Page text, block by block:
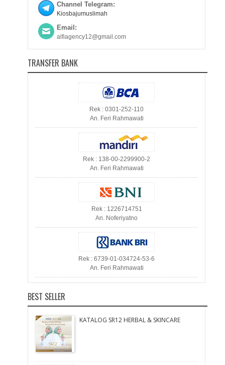
Channel Telegram:
Kiosbajumuslimah
Email:
alfiagency12@gmail.com
TRANSFER BANK
Rek : 0301-252-110
An. Feri Rahmawati
Rek : 138-00-2299900-2
An. Feri Rahmawati
Rek : 1226714751
An. Noferiyatno
Rek : 6739-01-034724-53-6
An. Feri Rahmawati
BEST SELLER
KATALOG SR12 HERBAL & SKINCARE